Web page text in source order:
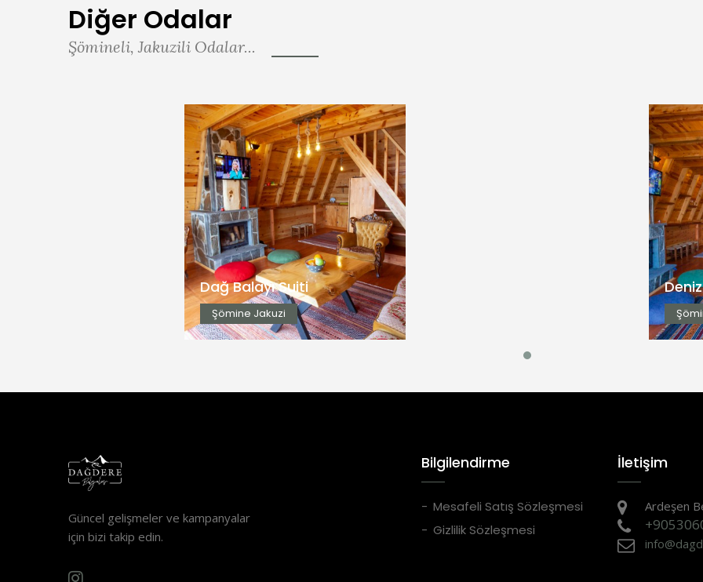
Diğer Odalar
Şömineli, Jakuzili Odalar...
Dağ Balayı Suiti
Şömine Jakuzi
Dağ Balayı Suiti
Şömine Jakuzi
İncele
Güncel gelişmeler ve kampanyalar
için bizi takip edin.
Bilgilendirme
Mesafeli Satış Sözleşmesi
Gizlilik Sözleşmesi
İletişim
Ardeşen